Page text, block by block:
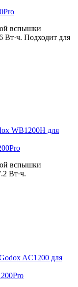
вспышки
Вт·ч. Подходит для
вспышки
Вт·ч.